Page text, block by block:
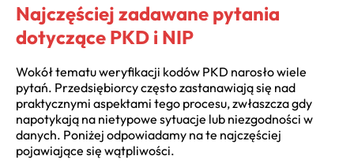
Najczęściej zadawane pytania
dotyczące PKD i NIP
Wokół tematu weryfikacji kodów PKD narosło wiele
pytań. Przedsiębiorcy często zastanawiają się nad
praktycznymi aspektami tego procesu, zwłaszcza gdy
napotykają na nietypowe sytuacje lub niezgodności w
danych. Poniżej odpowiadamy na te najczęściej
pojawiające się wątpliwości.